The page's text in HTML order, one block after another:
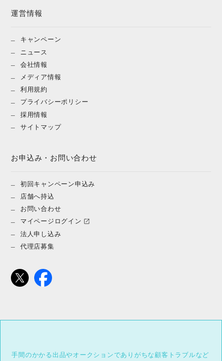
運営情報
キャンペーン
ニュース
会社情報
メディア情報
利用規約
プライバシーポリシー
採用情報
サイトマップ
お申込み・お問い合わせ
初回キャンペーン申込み
店舗へ持込
お問い合わせ
マイページログイン
法人申し込み
代理店募集
手間のかかる出品やオークションでありがちな顧客トラブルなど